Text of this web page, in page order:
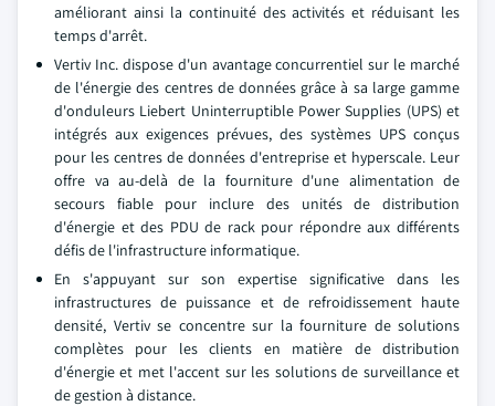
améliorant ainsi la continuité des activités et réduisant les
temps d'arrêt.
Vertiv Inc. dispose d'un avantage concurrentiel sur le marché
de l'énergie des centres de données grâce à sa large gamme
d'onduleurs Liebert Uninterruptible Power Supplies (UPS) et
intégrés aux exigences prévues, des systèmes UPS conçus
pour les centres de données d'entreprise et hyperscale. Leur
offre va au-delà de la fourniture d'une alimentation de
secours fiable pour inclure des unités de distribution
d'énergie et des PDU de rack pour répondre aux différents
défis de l'infrastructure informatique.
En s'appuyant sur son expertise significative dans les
infrastructures de puissance et de refroidissement haute
densité, Vertiv se concentre sur la fourniture de solutions
complètes pour les clients en matière de distribution
d'énergie et met l'accent sur les solutions de surveillance et
de gestion à distance.